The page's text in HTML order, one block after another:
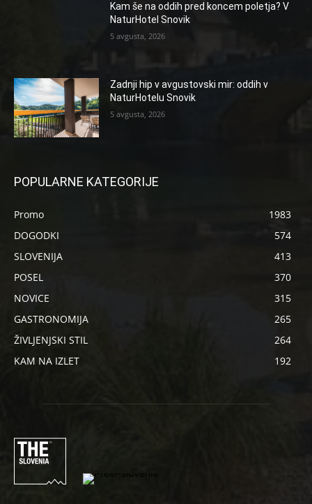
Kam še na oddih pred koncem poletja? V
NaturHotel Snovik
5 avgusta, 2026
Zadnji hip v avgustovski mir: oddih v
NaturHotelu Snovik
5 avgusta, 2026
POPULARNE KATEGORIJE
Promo
1983
DOGODKI
574
SLOVENIJA
413
POSEL
370
NOVICE
315
GASTRONOMIJA
265
ŽIVLJENJSKI STIL
264
KAM NA IZLET
192